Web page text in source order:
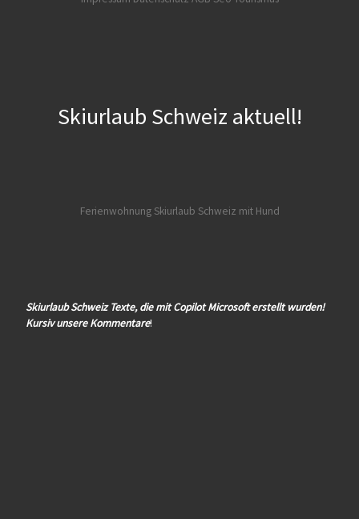
Skiurlaub Schweiz aktuell!
Ferienwohnung Skiurlaub Schweiz mit Hund
Skiurlaub Schweiz Texte, die mit Copilot Microsoft erstellt wurden!
Kursiv unsere Kommentare!